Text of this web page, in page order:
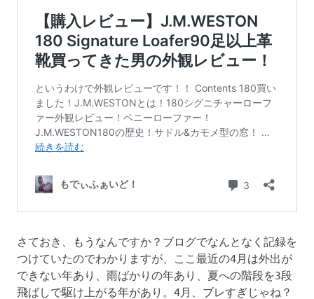
さておき、もうなんですか？ブログでなんとなく記録を
つけていたのでわかりますが、ここ最近の4月は外出が
できない年あり、雨ばかりの年あり、夏への階段を3段
飛ばしで駆け上がる年があり。4月、ブレすぎじゃね？